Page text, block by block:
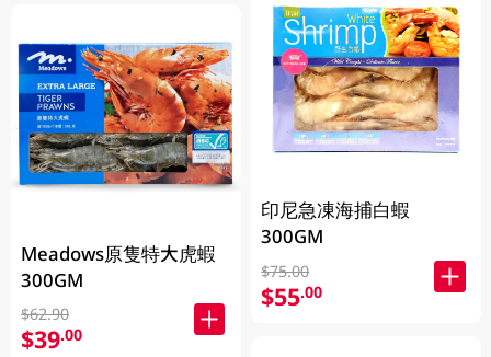
Meadows原隻特大虎蝦
300GM
$62.90
$39.00
印尼急凍海捕白蝦
300GM
$75.00
$55.00